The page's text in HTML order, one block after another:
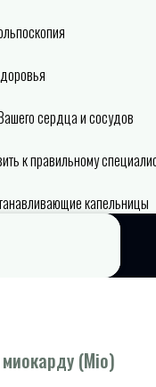
сердца и сосудов
к правильному
капельницы
(Mio)